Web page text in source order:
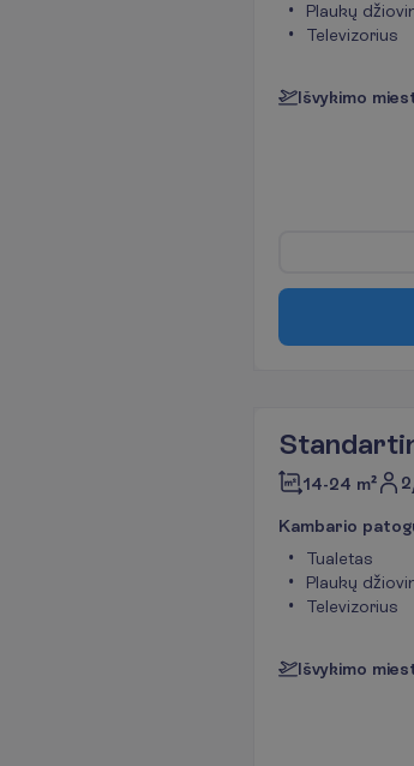
Plaukų
Televizorius
Išvykimo mies
14-24 m² 2
Kambario patog
Tualetas
Plaukų
Televizorius
Išvykimo mies